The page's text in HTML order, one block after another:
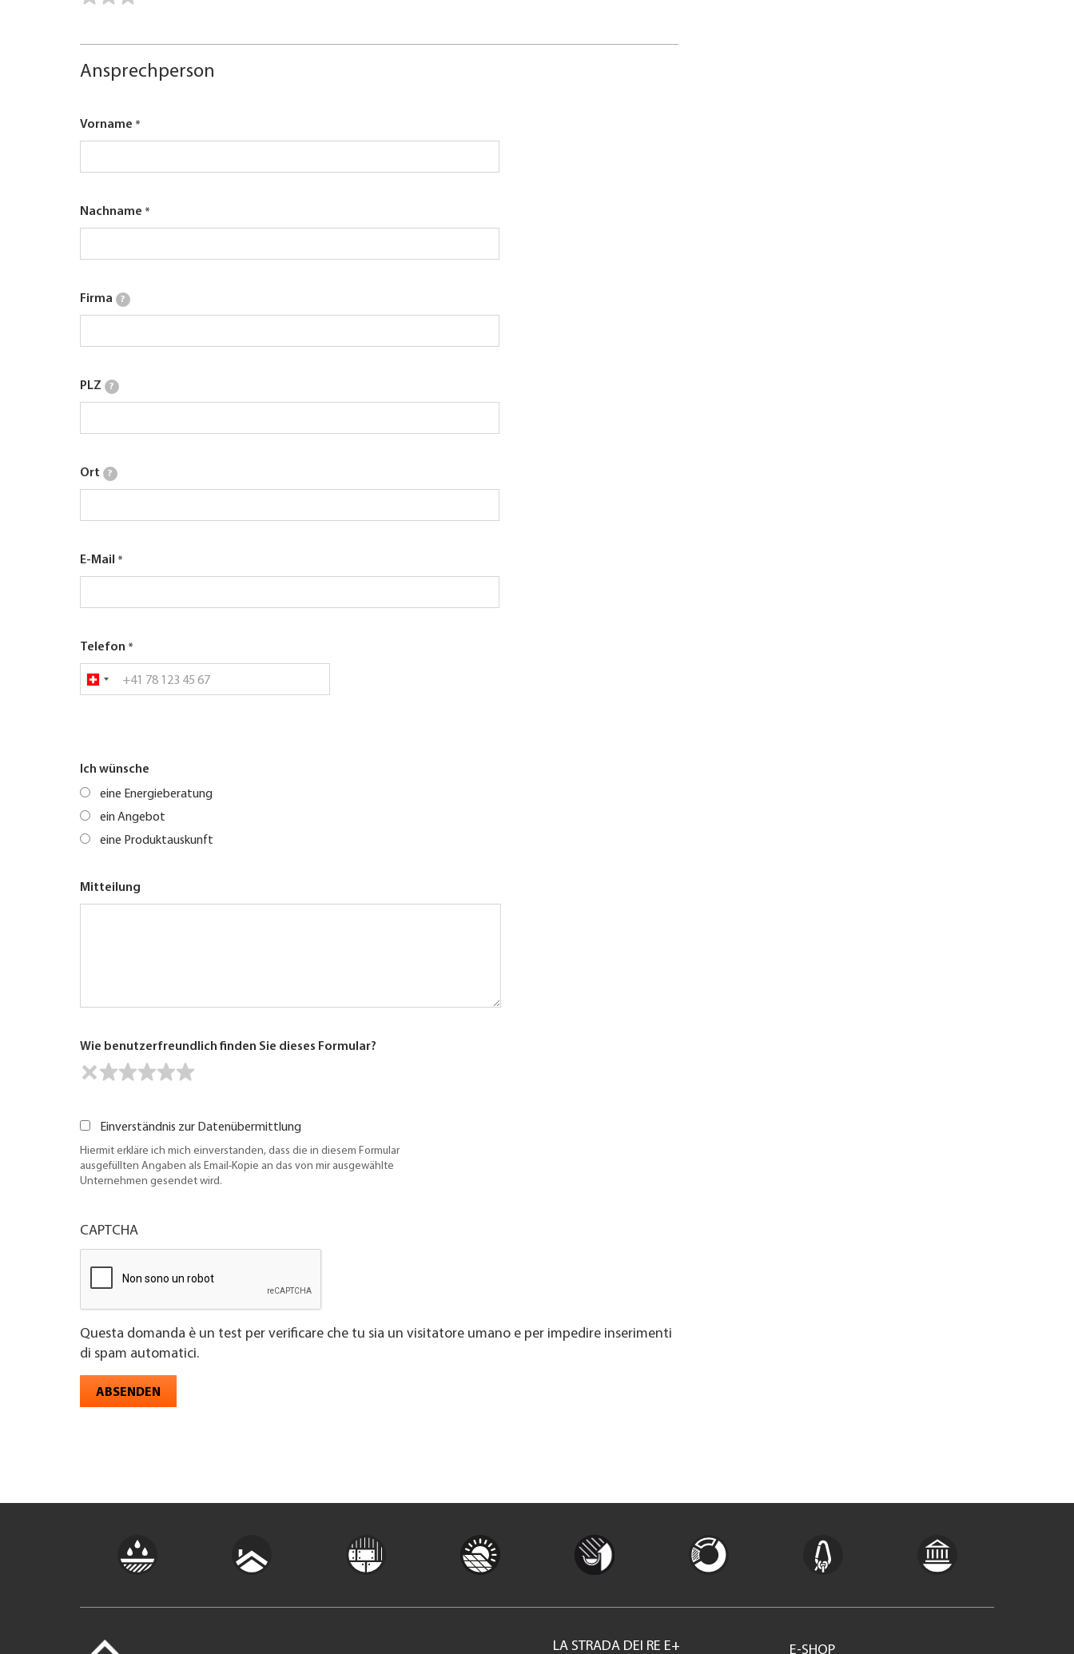
Ansprechperson
Vorname
Nachname
Firma ?
PLZ ?
Ort ?
E-Mail
Telefon
Ich wünsche
eine Energieberatung
ein Angebot
eine Produktauskunft
Mitteilung
Wie benutzerfreundlich finden Sie dieses Formular?
Einverständnis zur Datenübermittlung
Hiermit erkläre ich mich einverstanden, dass die in diesem Formular
ausgefüllten Angaben als Email-Kopie an das von mir ausgewählte
Unternehmen gesendet wird.
CAPTCHA
Questa domanda è un test per verificare che tu sia un visitatore umano e per impedire inserimenti
di spam automatici.
ABSENDEN
LA STRADA DEI RE E+ E-SHOP